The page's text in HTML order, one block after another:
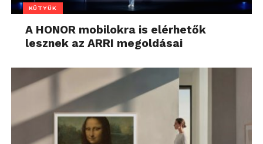
KÜTYÜK
A HONOR mobilokra is elérhetők
lesznek az ARRI megoldásai